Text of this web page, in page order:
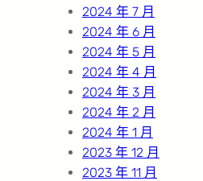
2024 年 7 月
2024 年 6 月
2024 年 5 月
2024 年 4 月
2024 年 3 月
2024 年 2 月
2024 年 1 月
2023 年 12 月
2023 年 11 月